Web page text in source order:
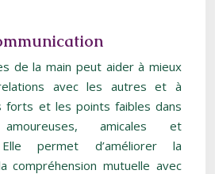
de la main peut aider à mieux
avec les autres et à
forts et les points faibles dans
amicales et
Elle permet d’améliorer la
compréhension mutuelle avec